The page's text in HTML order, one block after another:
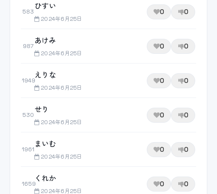
583
ひすい
2024年6月25日
0 0
987
あけみ
2024年6月25日
0 0
1949
えりな
2024年6月25日
0 0
530
せり
2024年6月25日
0 0
1961
まいむ
2024年6月25日
0 0
1659
くれか
2024年6月25日
0 0